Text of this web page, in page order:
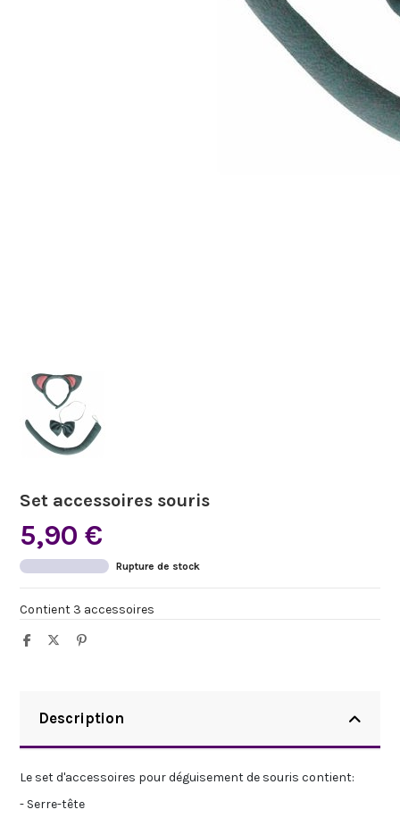
Set accessoires souris
5,90 €
Rupture de stock
Contient 3 accessoires
Description
Le set d'accessoires pour déguisement de souris contient:
- Serre-tête